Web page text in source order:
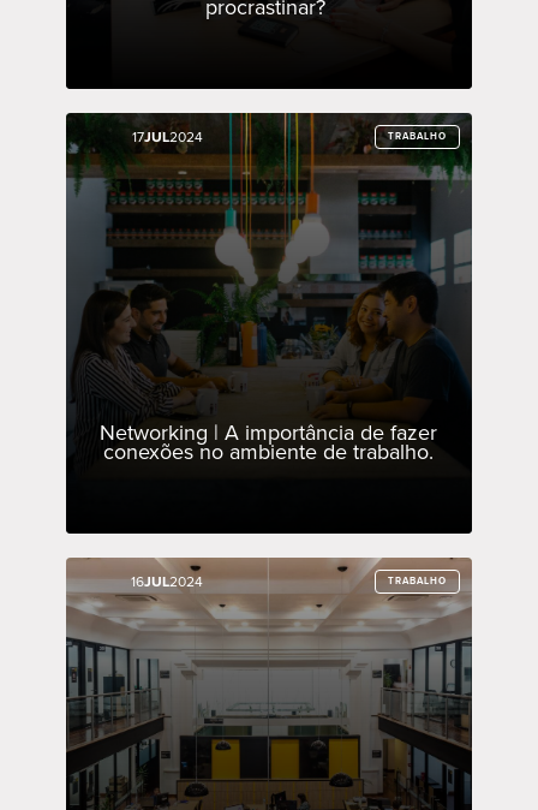
procrastinar?
17JUL2024 TRABALHO
Networking | A importância de fazer
conexões no ambiente de trabalho.
17JUL2024 TRABALHO
16JUL2024 TRABALHO
16JUL2024 TRABALHO